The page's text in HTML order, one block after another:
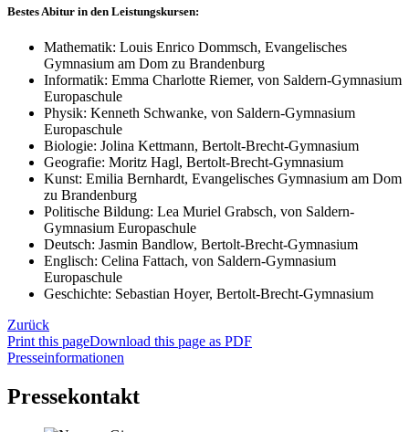
Bestes Abitur in den Leistungskursen:
Mathematik: Louis Enrico Dommsch, Evangelisches
Gymnasium am Dom zu Brandenburg
Informatik: Emma Charlotte Riemer, von Saldern-Gymnasium
Europaschule
Physik: Kenneth Schwanke, von Saldern-Gymnasium
Europaschule
Biologie: Jolina Kettmann, Bertolt-Brecht-Gymnasium
Geografie: Moritz Hagl, Bertolt-Brecht-Gymnasium
Kunst: Emilia Bernhardt, Evangelisches Gymnasium am Dom
zu Brandenburg
Politische Bildung: Lea Muriel Grabsch, von Saldern-
Gymnasium Europaschule
Deutsch: Jasmin Bandlow, Bertolt-Brecht-Gymnasium
Englisch: Celina Fattach, von Saldern-Gymnasium
Europaschule
Geschichte: Sebastian Hoyer, Bertolt-Brecht-Gymnasium
Zurück
Print this pageDownload this page as PDF
Presseinformationen
Pressekontakt